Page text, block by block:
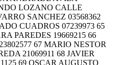
LOZANO CALLE
SANCHEZ 03568362
CUADROS 07239973 65
PAREDES 19669215 66
67 MARIO NESTOR
21069911 68 JAVIER
69 OSCAR AUGUSTO